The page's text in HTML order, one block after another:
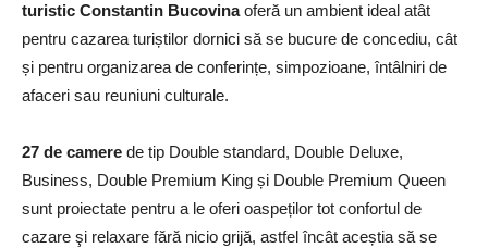
turistic Constantin Bucovinaoferă un ambient ideal atât
pentru cazarea turiștilor dornici să se bucure de concediu, cât
și pentru organizarea de conferințe, simpozioane, întâlniri de
afaceri sau reuniuni culturale.
27 de camere de tip Double standard, Double Deluxe,
Business, Double Premium King și Double Premium Queen
sunt proiectate pentru a le oferi oaspeților tot confortul de
cazare şi relaxare fără nicio grijă, astfel încât aceștia să se